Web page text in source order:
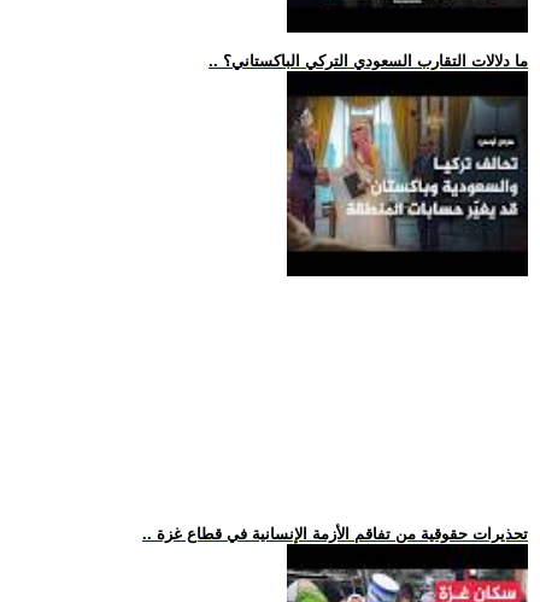
.. ما دلالات التقارب السعودي التركي الباكستاني؟
.. تحذيرات حقوقية من تفاقم الأزمة الإنسانية في قطاع غزة